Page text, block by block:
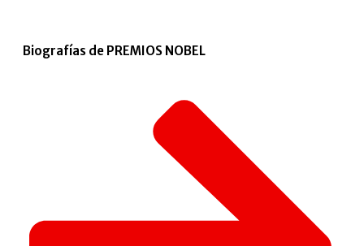
Biografías de PREMIOS NOBEL